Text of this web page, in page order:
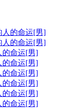
人的命运[男]
人的命运[男]
的命运[男]
的命运[男]
的命运[男]
的命运[男]
的命运[男]
的命运[男]